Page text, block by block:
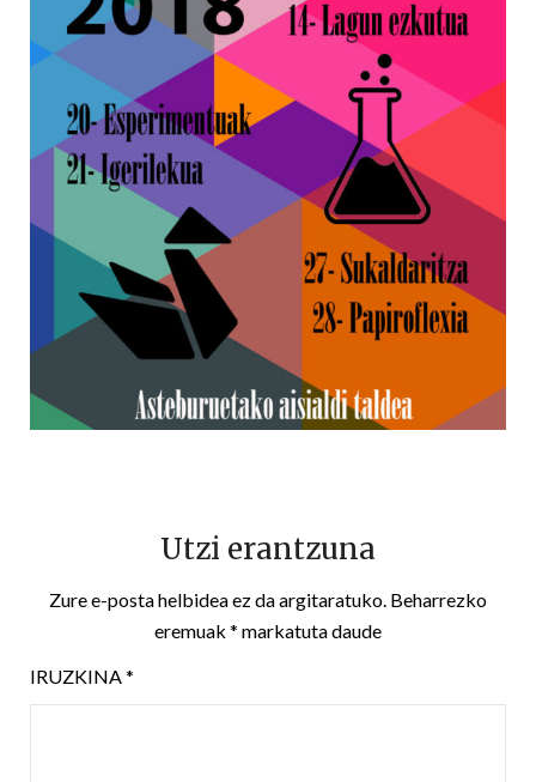
Utzi erantzuna
Zure e-posta helbidea ez da argitaratuko. Beharrezko
eremuak * markatuta daude
IRUZKINA*